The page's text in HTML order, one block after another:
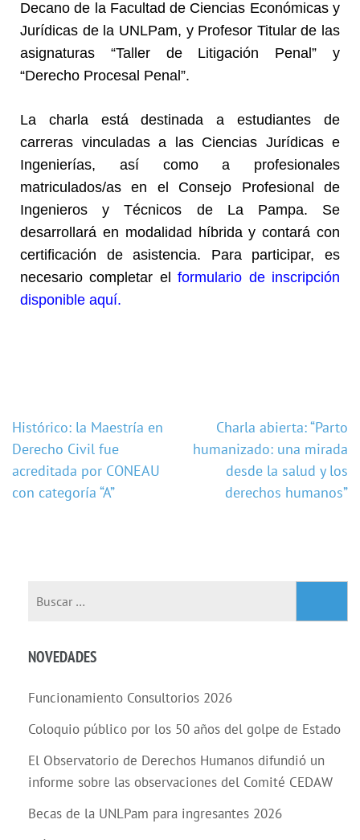
Decano de la Facultad de Ciencias Económicas y
Jurídicas de la UNLPam, y Profesor Titular de las
asignaturas “Taller de Litigación Penal” y
“Derecho Procesal Penal”.
La charla está destinada a estudiantes de
carreras vinculadas a las Ciencias Jurídicas e
Ingenierías, así como a profesionales
matriculados/as en el Consejo Profesional de
Ingenieros y Técnicos de La Pampa. Se
desarrollará en modalidad híbrida y contará con
certificación de asistencia. Para participar, es
necesario completar el formulario de inscripción
disponible aquí.
Histórico: la Maestría en
Derecho Civil fue
acreditada por CONEAU
con categoría “A”
Charla abierta: “Parto
humanizado: una mirada
desde la salud y los
derechos humanos”
NOVEDADES
Funcionamiento Consultorios 2026
Coloquio público por los 50 años del golpe de Estado
El Observatorio de Derechos Humanos difundió un
informe sobre las observaciones del Comité CEDAW
Becas de la UNLPam para ingresantes 2026